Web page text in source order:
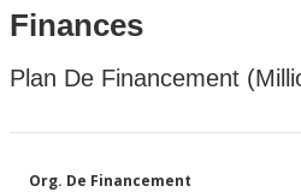
Finances
Plan De Financement
Org. De Financement